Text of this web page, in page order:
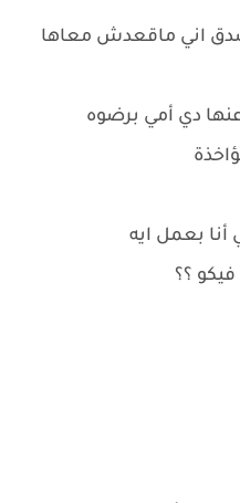
اني ماقعدش معاها
عنها دي أمي برضوه
بعمل ايه
فيكو ؟؟